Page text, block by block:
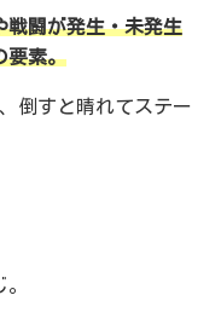
戦闘が発生・未発生
要素。
倒すと晴れてステー